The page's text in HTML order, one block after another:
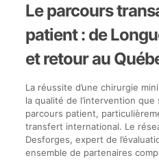
Le parcours
patient : de
et retour au
La réussite d’une chirurgie
la qualité de l’intervention
parcours patient,
transfert international. Le
Desforges, expert de
ensemble de partenaires